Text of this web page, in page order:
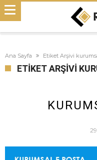
Ana Sayfa Etiket Arşivi
ETIKET ARŞIVI